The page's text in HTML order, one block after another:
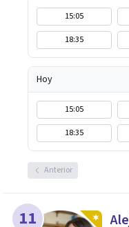
15:05
18:35
Hoy
15:05
18:35
Anterior
11